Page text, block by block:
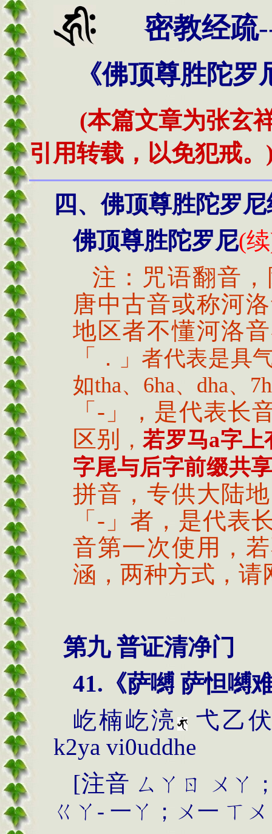
密教经疏-
《佛顶尊胜陀
(本篇文章为张玄
引用转载，以免犯戒。
四、佛顶尊胜陀罗
佛顶尊胜陀罗尼(
注：咒语翻音
唐中古音或称河
地区者不懂河洛
「
．」者代表是具
如tha、 6ha、 dha、
「 - 」，是代表长
区别
，若罗马a字上
字尾与后字前缀共
拼音，专供大陆
「 - 」者，是代表
音第一次使用，
涵，两种方式，请
第九 普证清净门
41. 《萨嚩 萨怛嚩
屹楠屹湸
弋乙
k2ya vi0uddhe
[注音 ㄙㄚㄖ
ㄨㄚ
ㄍㄚ - 一ㄚ；ㄨ一 ㄒㄨ